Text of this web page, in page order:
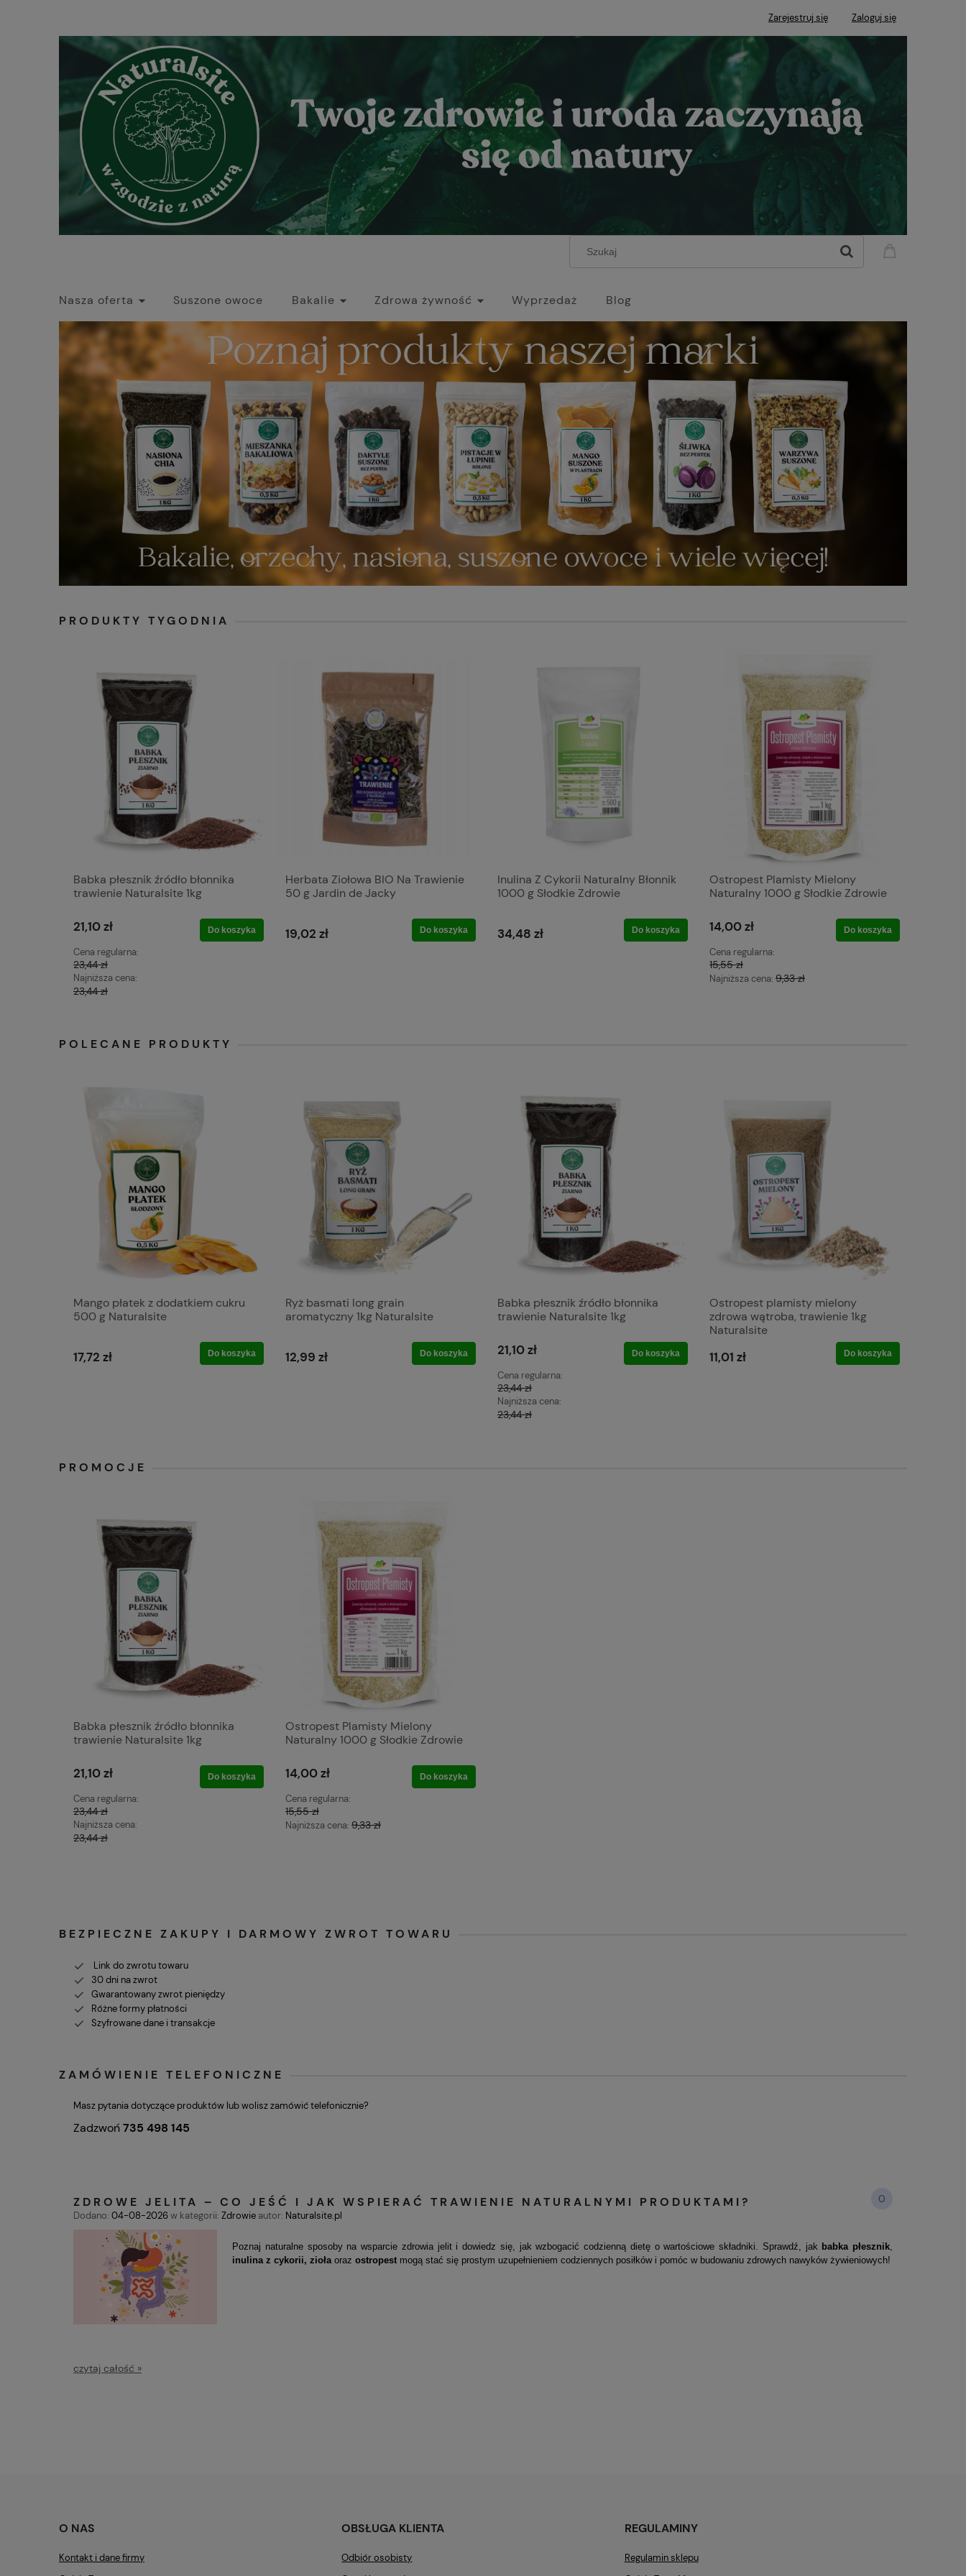
Zarejestruj się Zaloguj się
Nasza oferta Suszone owoce Bakalie Zdrowa żywność Wyprzedaż Blog
PRODUKTY TYGODNIA
Babka płesznik źródło błonnika
trawienie Naturalsite 1kg
21,10 zł
Cena regularna:
23,44 zł
Najniższa cena:
23,44 zł
Do koszyka
Herbata Ziołowa BIO Na Trawienie
50 g Jardin de Jacky
19,02 zł Do koszyka
Inulina Z Cykorii Naturalny Błonnik
1000 g Słodkie Zdrowie
34,48 zł Do koszyka
Ostropest Plamisty Mielony
Naturalny 1000 g Słodkie Zdrowie
14,00 zł
Cena regularna:
15,55 zł
Najniższa cena: 9,33 zł
Do koszyka
POLECANE PRODUKTY
Mango płatek z dodatkiem cukru
500 g Naturalsite
17,72 zł Do koszyka
Ryż basmati long grain
aromatyczny 1kg Naturalsite
12,99 zł Do koszyka
Babka płesznik źródło błonnika
trawienie Naturalsite 1kg
21,10 zł
Cena regularna:
23,44 zł
Najniższa cena:
23,44 zł
Do koszyka
Ostropest plamisty mielony
zdrowa wątroba, trawienie 1kg
Naturalsite
11,01 zł Do koszyka
PROMOCJE
Babka płesznik źródło błonnika
trawienie Naturalsite 1kg
21,10 zł
Cena regularna:
23,44 zł
Najniższa cena:
23,44 zł
Do koszyka
Ostropest Plamisty Mielony
Naturalny 1000 g Słodkie Zdrowie
14,00 zł
Cena regularna:
15,55 zł
Najniższa cena: 9,33 zł
Do koszyka
BEZPIECZNE ZAKUPY I DARMOWY ZWROT TOWARU
Link do zwrotu towaru
30 dni na zwrot
Gwarantowany zwrot pieniędzy
Różne formy płatności
Szyfrowane dane i transakcje
ZAMÓWIENIE TELEFONICZNE
Masz pytania dotyczące produktów lub wolisz zamówić telefonicznie?
Zadzwoń735 498 145
ZDROWE JELITA – CO JEŚĆ I JAK WSPIERAĆ TRAWIENIE NATURALNYMI PRODUKTAMI? 0
Dodano: 04-08-2026w kategorii: Zdrowie autor: Naturalsite.pl
Poznaj naturalne sposoby na wsparcie zdrowia jelit i dowiedz się, jak wzbogacić codzienną dietę o wartościowe składniki. Sprawdź, jak babka płesznik,
inulina z cykorii, ziołaoraz ostropest mogą stać się prostym uzupełnieniem codziennych posiłków i pomóc w budowaniu zdrowych nawyków żywieniowych!
czytaj całość »
O NAS
Kontakt i dane firmy
OBSŁUGA KLIENTA
Odbiór osobisty
REGULAMINY
Regulamin sklepu